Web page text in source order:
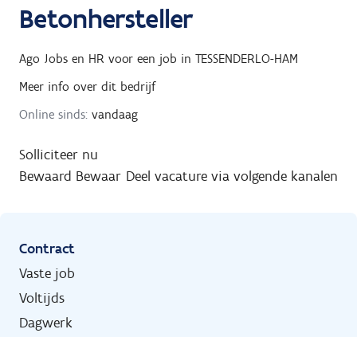
Betonhersteller
Ago Jobs en HR voor een job in TESSENDERLO-HAM
Meer info over dit bedrijf
Online sinds: vandaag
Solliciteer nu
Bewaard Bewaar Deel vacature via volgende kanalen
Contract
Vaste job
Voltijds
Dagwerk